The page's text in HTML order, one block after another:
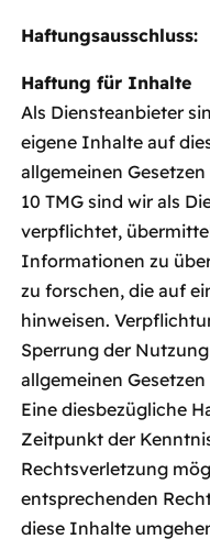
Haftungsausschluss:
Haftung für Inhalte
Als Diensteanbieter
eigene Inhalte auf
allgemeinen
10 TMG sind wir als
verpflichtet,
Informationen zu
zu forschen, die auf
hinweisen.
Sperrung der
allgemeinen
Eine diesbezügliche
Zeitpunkt der
Rechtsverletzung
entsprechenden
diese Inhalte